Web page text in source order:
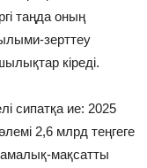
таңда оның
зерттеу
кіреді.
сипатқа ие: 2025
2,6 млрд теңгеге
мақсатты